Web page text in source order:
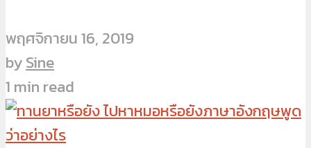
พฤศจิกายน 16, 2019
bySine
1 min read